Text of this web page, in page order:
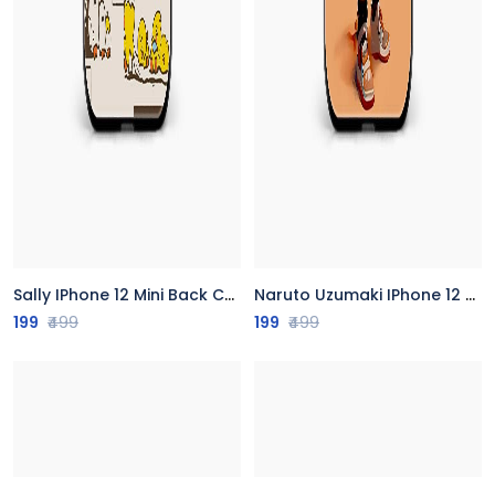
Sally IPhone 12 Mini Back Cover
199 ₹499
Naruto Uzumaki IPhone 12 Mini Back Cover
199 ₹499